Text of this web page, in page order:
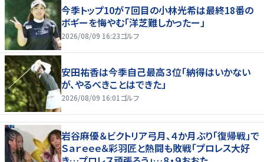
今季トップ10が７回目の小林光希は最終18番の
ボギーを悔やむ「洋芝難しかったー」
2026/08/09 16:23ゴルフ
安田祐香は今季自己最高３位「納得はいかない
が、やるべきことはできた」
2026/08/09 16:01ゴルフ
岩谷麻優＆ビクトリア弓月、４か月ぶり「復帰戦」で
Ｓａｒｅｅｅ＆彩羽匠と熱闘も敗戦「プロレス大好